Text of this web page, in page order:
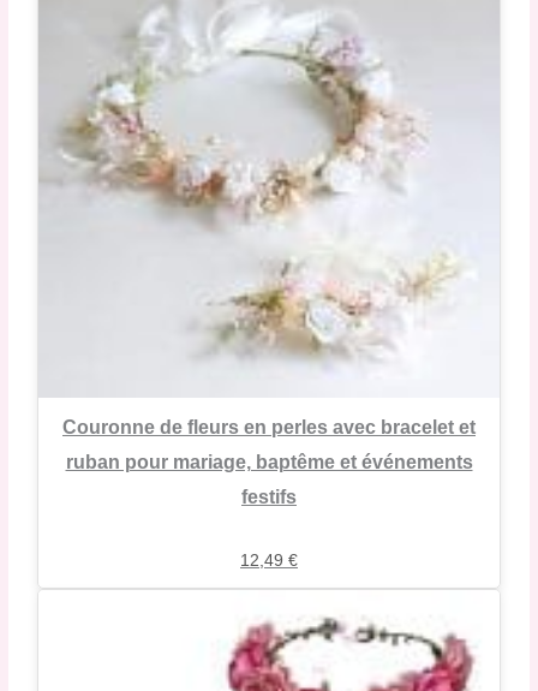
Couronne de fleurs en perles avec bracelet et
ruban pour mariage, baptême et événements
festifs
12,49 €